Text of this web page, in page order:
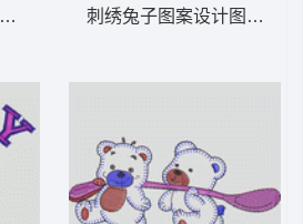
紫色鳄鱼刺绣图案 卡通童装章标贴布 刺绣兔子图